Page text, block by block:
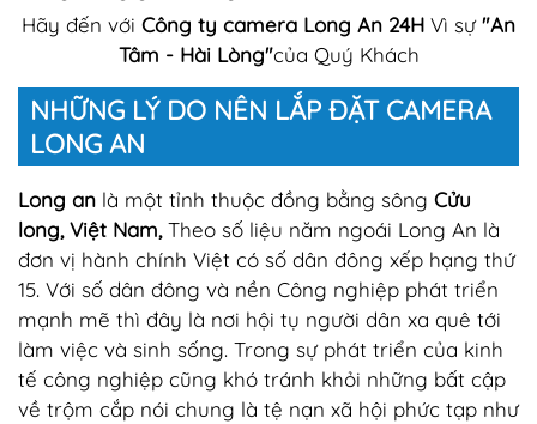
Hãy đến với Công ty camera Long An 24H Vì sự"An
Tâm - Hài Lòng"của Quý Khách
NHỮNG LÝ DO NÊN LẮP ĐẶT CAMERA
LONG AN
Long an là một tỉnh thuộc đồng bằng sông Cửu
long, Việt Nam, Theo số liệu năm ngoái Long An là
đơn vị hành chính Việt có số dân đông xếp hạng thứ
15. Với số dân đông và nền Công nghiệp phát triển
mạnh mẽ thì đây là nơi hội tụ người dân xa quê tới
làm việc và sinh sống. Trong sự phát triển của kinh
tế công nghiệp cũng khó tránh khỏi những bất cập
về trộm cắp nói chung là tệ nạn xã hội phức tạp như